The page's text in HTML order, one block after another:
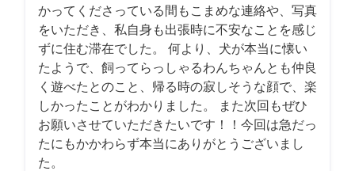
かってくださっている間もこまめな連絡や、写真
をいただき、私自身も出張時に不安なことを感じ
ずに住む滞在でした。 何より、犬が本当に懐い
たようで、飼ってらっしゃるわんちゃんとも仲良
く遊べたとのこと、帰る時の寂しそうな顔で、楽
しかったことがわかりました。 また次回もぜひ
お願いさせていただきたいです！！今回は急だっ
たにもかかわらず本当にありがとうございまし
た。